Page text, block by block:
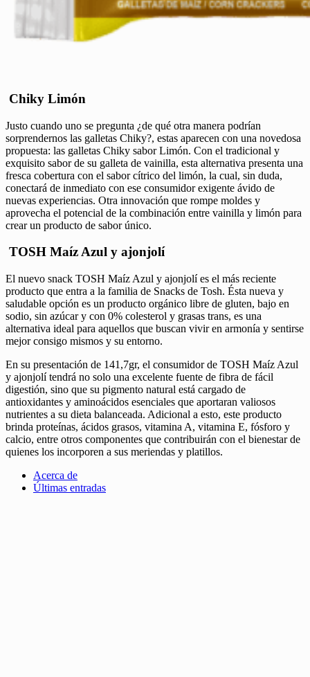
Chiky Limón
Justo cuando uno se pregunta ¿de qué otra manera podrían
sorprendernos las galletas Chiky?, estas aparecen con una novedosa
propuesta: las galletas Chiky sabor Limón. Con el tradicional y
exquisito sabor de su galleta de vainilla, esta alternativa presenta una
fresca cobertura con el sabor cítrico del limón, la cual, sin duda,
conectará de inmediato con ese consumidor exigente ávido de
nuevas experiencias. Otra innovación que rompe moldes y
aprovecha el potencial de la combinación entre vainilla y limón para
crear un producto de sabor único.
TOSH Maíz Azul y ajonjolí
El nuevo snack TOSH Maíz Azul y ajonjolí es el más reciente
producto que entra a la familia de Snacks de Tosh. Ésta nueva y
saludable opción es un producto orgánico libre de gluten, bajo en
sodio, sin azúcar y con 0% colesterol y grasas trans, es una
alternativa ideal para aquellos que buscan vivir en armonía y sentirse
mejor consigo mismos y su entorno.
En su presentación de 141,7gr, el consumidor de TOSH Maíz Azul
y ajonjolí tendrá no solo una excelente fuente de fibra de fácil
digestión, sino que su pigmento natural está cargado de
antioxidantes y aminoácidos esenciales que aportaran valiosos
nutrientes a su dieta balanceada. Adicional a esto, este producto
brinda proteínas, ácidos grasos, vitamina A, vitamina E, fósforo y
calcio, entre otros componentes que contribuirán con el bienestar de
quienes los incorporen a sus meriendas y platillos.
Acerca de
Últimas entradas